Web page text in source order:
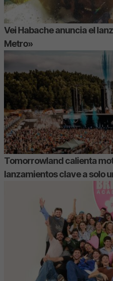
Vei Habache anuncia el
Metro»
Tomorrowland calienta
lanzamientos clave a solo